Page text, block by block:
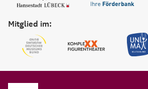
Mitglied im: